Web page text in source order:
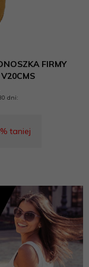
FIRMY
dni:
taniej